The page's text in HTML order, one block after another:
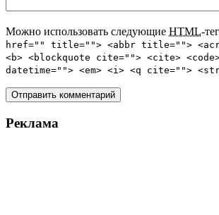
Можно использовать следующие HTML-
href="" title=""> <abbr title="">
<b> <blockquote cite=""> <cite>
datetime=""> <em> <i> <q cite="">
Реклама